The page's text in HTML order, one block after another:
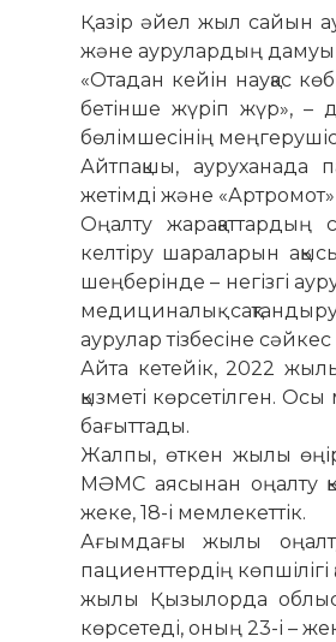
Қазір әйел жыл сайын
және аурулардың
«Отадан кейін науқас
бетінше жүріп жүр», –
бөлімшесінің
Айтпақшы, ауруханада
жетімді және
Оңалту
келтіру шараларын
шеңберінде – негізгі
медициналық
аурулар тізбесіне сәйкес
Айта кетейік, 2022
қызметі көрсетілген.
бағыттады.
Жалпы, өткен жылы
МӘМС аясынан оңалту
жеке, 18-і мемлекеттік.
Ағымдағы жылы
пациенттердің
жылы Қызылорда
көрсетеді, оның 23-і –